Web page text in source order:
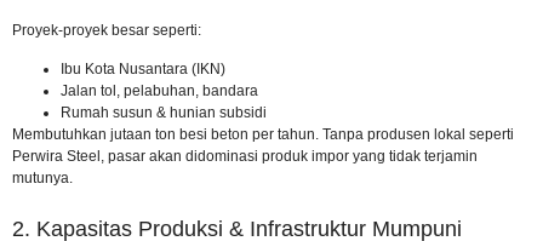
Proyek-proyek besar seperti:
Ibu Kota Nusantara (IKN)
Jalan tol, pelabuhan, bandara
Rumah susun & hunian subsidi
Membutuhkan jutaan ton besi beton per tahun. Tanpa produsen lokal seperti
Perwira Steel, pasar akan didominasi produk impor yang tidak terjamin
mutunya.
2. Kapasitas Produksi & Infrastruktur Mumpuni